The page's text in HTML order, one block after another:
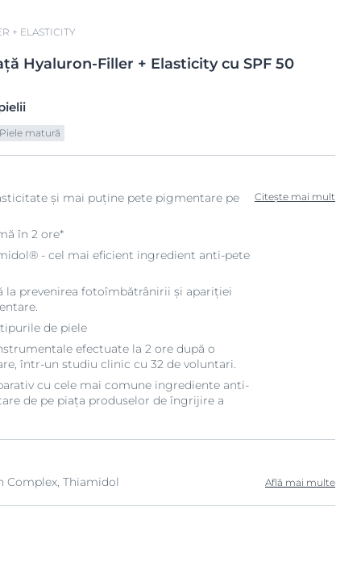
+ ELASTICITY
Hyaluron-Filler + Elasticity cu SPF 50
Piele matură
și mai puține pete pigmentare pe
în 2 ore*
- cel mai eficient ingredient anti-pete
la prevenirea fotoîmbătrânirii și apariției
de piele
efectuate la 2 ore după o
într-un studiu clinic cu 32 de voluntari.
cu cele mai comune ingrediente anti-
de pe piața produselor de îngrijire a
Citește mai mult
Complex, Thiamidol
Află mai multe